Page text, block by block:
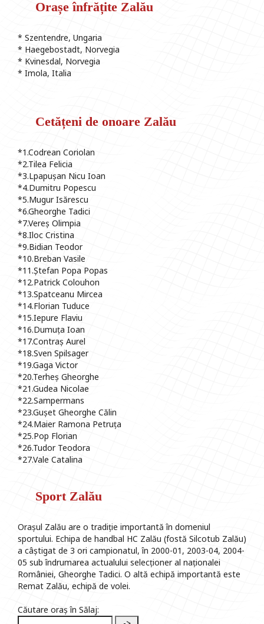
Orașe înfrățite Zalău
* Szentendre, Ungaria
* Haegebostadt, Norvegia
* Kvinesdal, Norvegia
* Imola, Italia
Cetățeni de onoare Zalău
*1.Codrean Coriolan
*2.Tilea Felicia
*3.Lpapușan Nicu Ioan
*4.Dumitru Popescu
*5.Mugur Isărescu
*6.Gheorghe Tadici
*7.Vereș Olimpia
*8.Iloc Cristina
*9.Bidian Teodor
*10.Breban Vasile
*11.Ștefan Popa Popas
*12.Patrick Colouhon
*13.Spatceanu Mircea
*14.Florian Tuduce
*15.Iepure Flaviu
*16.Dumuța Ioan
*17.Contraș Aurel
*18.Sven Spilsager
*19.Gaga Victor
*20.Terheș Gheorghe
*21.Gudea Nicolae
*22.Sampermans
*23.Gușet Gheorghe Călin
*24.Maier Ramona Petruța
*25.Pop Florian
*26.Tudor Teodora
*27.Vale Catalina
Sport Zalău
Orașul Zalău are o tradiție importantă în domeniul
sportului. Echipa de handbal HC Zalău (fostă Silcotub Zalău)
a câștigat de 3 ori campionatul, în 2000-01, 2003-04, 2004-
05 sub îndrumarea actualului selecționer al naționalei
României, Gheorghe Tadici. O altă echipă importantă este
Remat Zalău, echipă de volei.
Căutare oraș în Sălaj: